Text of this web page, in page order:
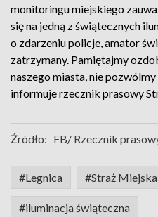
monitoringu miejskiego
się na jedną z świątecznych
o zdarzeniu policje, amator
zatrzymany. Pamiętajmy
naszego miasta, nie
informuje rzecznik prasowy
Źródło: FB/ Rzecznik
#Legnica #Straż Miejska
#iluminacja świąteczna